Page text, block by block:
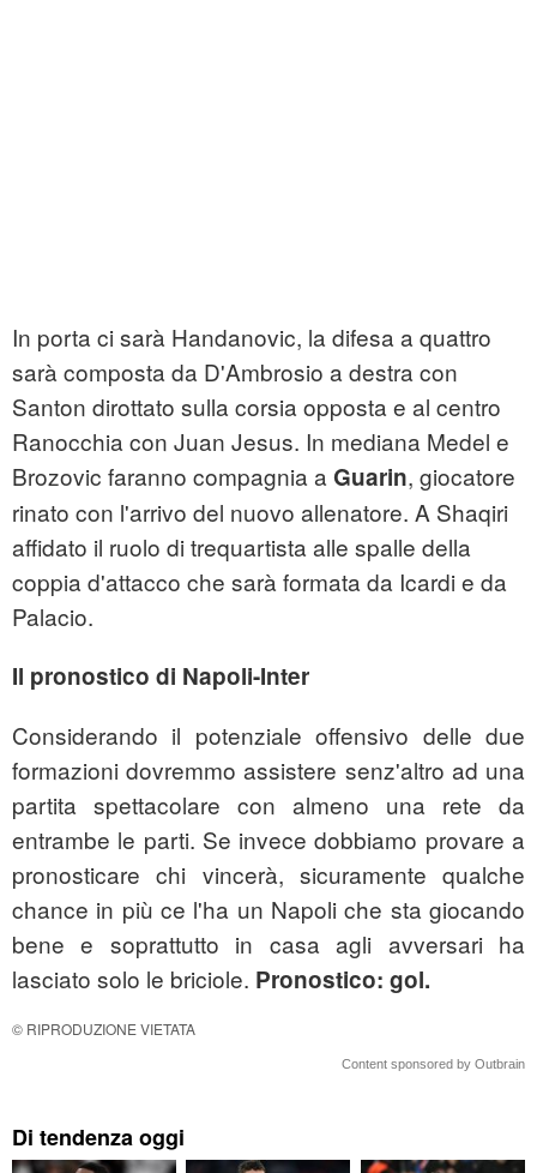
In porta ci sarà Handanovic, la difesa a quattro
sarà composta da D'Ambrosio a destra con
Santon dirottato sulla corsia opposta e al centro
Ranocchia con Juan Jesus. In mediana Medel e
Brozovic faranno compagnia a Guarin, giocatore
rinato con l'arrivo del nuovo allenatore. A Shaqiri
affidato il ruolo di trequartista alle spalle della
coppia d'attacco che sarà formata da Icardi e da
Palacio.
Il pronostico di Napoli-Inter
Considerando il potenziale offensivo delle due
formazioni dovremmo assistere senz'altro ad una
partita spettacolare con almeno una rete da
entrambe le parti. Se invece dobbiamo provare a
pronosticare chi vincerà, sicuramente qualche
chance in più ce l'ha un Napoli che sta giocando
bene e soprattutto in casa agli avversari ha
lasciato solo le briciole. Pronostico: gol.
© RIPRODUZIONE VIETATA
Content sponsored by Outbrain
Di tendenza oggi